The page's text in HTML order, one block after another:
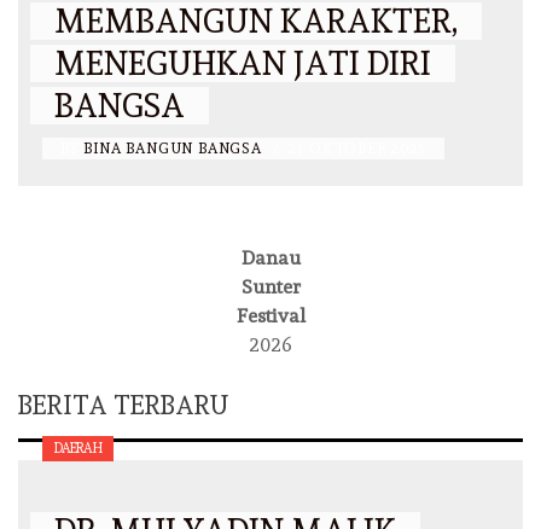
MEMBANGUN KARAKTER,
MENEGUHKAN JATI DIRI
BANGSA
BINA BANGUN BANGSA
Danau
Sunter
Festival
2026
BERITA TERBARU
DAERAH